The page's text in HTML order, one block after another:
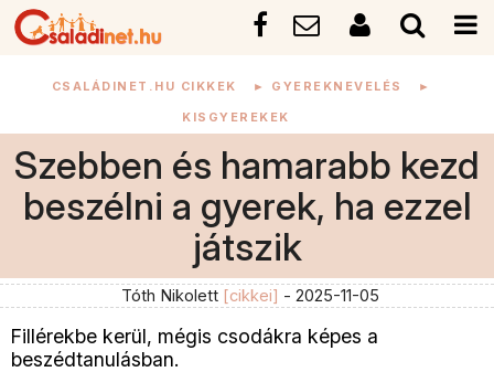
CSALÁDINET.HU CIKKEK ► GYEREKNEVELÉS ►
KISGYEREKEK
Szebben és hamarabb kezd
beszélni a gyerek, ha ezzel
játszik
Tóth Nikolett [cikkei] - 2025-11-05
Fillérekbe kerül, mégis csodákra képes a
beszédtanulásban.